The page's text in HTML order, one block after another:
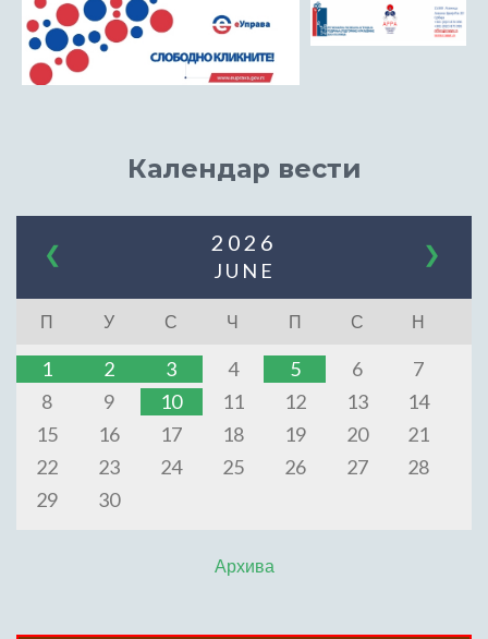
Календар вести
❮ ❯
2026
JUNE
П У С Ч П С Н
1 2 3 4 5 6
7
8
9 10 11 12 13
14
15
16 17 18 19 20
21
22
23 24 25 26 27
28
29
30
Архива